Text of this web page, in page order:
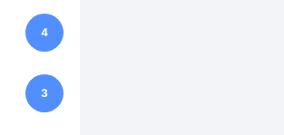
4
3